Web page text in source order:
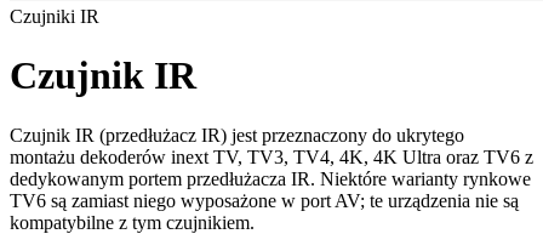
Czujniki IR
Czujnik IR
Czujnik IR (przedłużacz IR) jest przeznaczony do ukrytego
montażu dekoderów inext TV, TV3, TV4, 4K, 4K Ultra oraz TV6 z
dedykowanym portem przedłużacza IR. Niektóre warianty rynkowe
TV6 są zamiast niego wyposażone w port AV; te urządzenia nie są
kompatybilne z tym czujnikiem.